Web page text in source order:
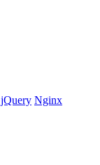
jQuery Nginx